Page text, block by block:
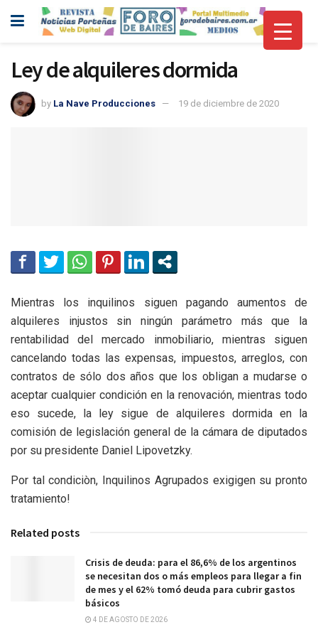
Ley de alquileres dormida
by La Nave Producciones 19 de diciembre de 2020
Mientras los inquilinos siguen pagando aumentos de
alquileres injustos sin ningún parámetro más que la
rentabilidad del mercado inmobiliario, mientras siguen
cancelando todas las expensas, impuestos, arreglos, con
contratos de sólo dos años que los obligan a mudarse o
aceptar cualquier condición en la renovación, mientras todo
eso sucede, la ley sigue de alquileres dormida en la
comisión de legislación general de la cámara de diputados
por su presidente Daniel Lipovetzky.
Por tal condiciòn, Inquilinos Agrupados exigigen su pronto
tratamiento!
Related posts
Crisis de deuda: para el 86,6% de los argentinos
se necesitan dos o más empleos para llegar a fin
de mes y el 62% tomó deuda para cubrir gastos
básicos
4 DE AGOSTO DE 2026